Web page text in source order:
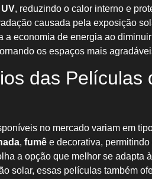
, reduzindo o calor interno e
causada pela exposição
a economia de energia ao
os espaços mais
das Películas
no mercado variam em
, fumê e decorativa,
a opção que melhor se adapta
solar, essas películas também